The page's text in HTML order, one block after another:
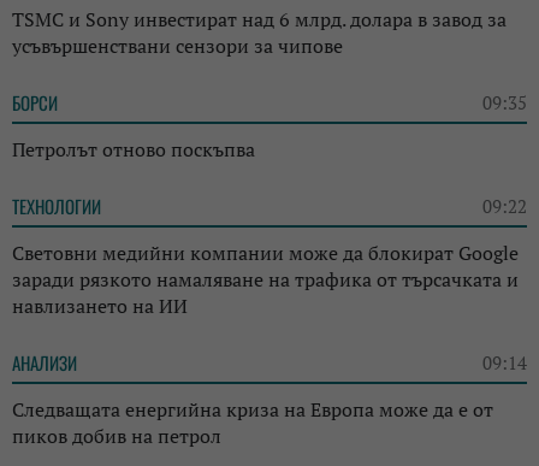
TSMC и Sony инвестират над 6 млрд. долара в завод за
усъвършенствани сензори за чипове
БОРСИ 09:35
Петролът отново поскъпва
ТЕХНОЛОГИИ 09:22
Световни медийни компании може да блокират Google
заради рязкото намаляване на трафика от търсачката и
навлизането на ИИ
АНАЛИЗИ 09:14
Следващата енергийна криза на Европа може да е от
пиков добив на петрол